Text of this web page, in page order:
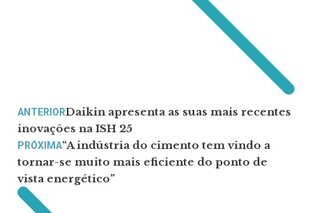
ANTERIORDaikin apresenta as suas mais recentes
inovações na ISH 25
PRÓXIMA“A indústria do cimento tem vindo a
tornar-se muito mais eficiente do ponto de
vista energético”